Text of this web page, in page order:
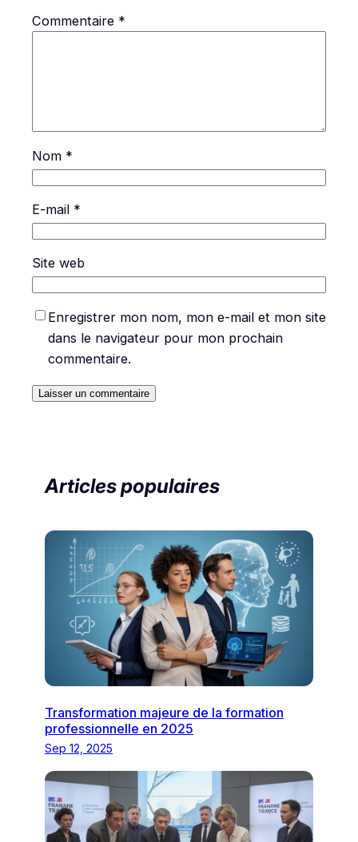
Commentaire *
Nom *
E-mail *
Site web
Enregistrer mon nom, mon e-mail et mon site
dans le navigateur pour mon prochain
commentaire.
Articles populaires
Transformation majeure de la formation
professionnelle en 2025
Sep 12, 2025